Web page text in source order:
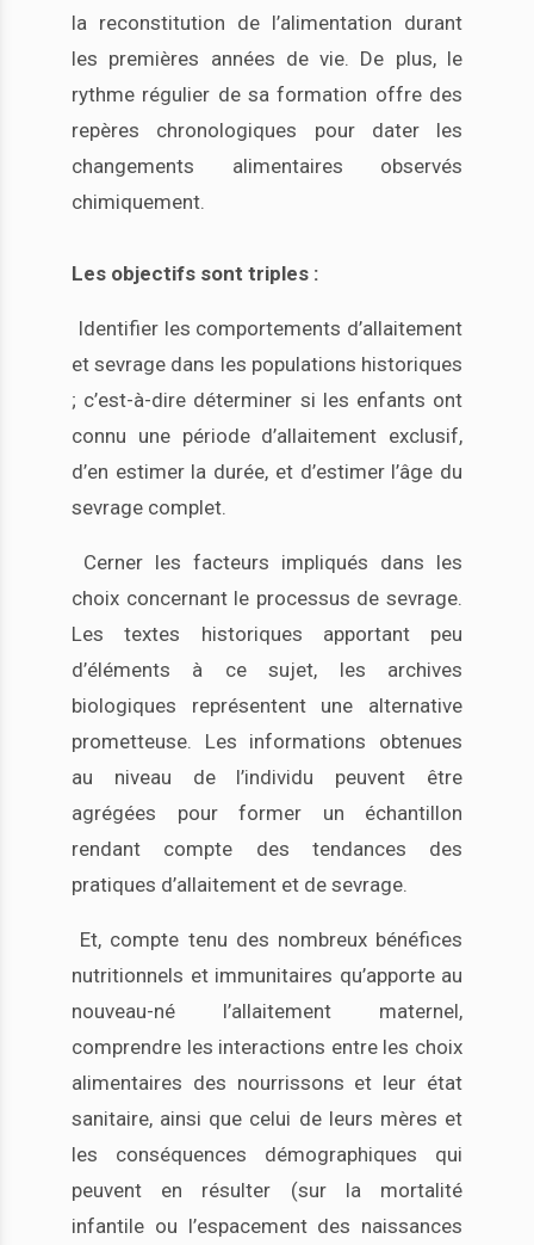
la reconstitution de l’alimentation durant
les premières années de vie. De plus, le
rythme régulier de sa formation offre des
repères chronologiques pour dater les
changements alimentaires observés
chimiquement.
Les objectifs sont triples :
Identifier les comportements d’allaitement
et sevrage dans les populations historiques
; c’est-à-dire déterminer si les enfants ont
connu une période d’allaitement exclusif,
d’en estimer la durée, et d’estimer l’âge du
sevrage complet.
Cerner les facteurs impliqués dans les
choix concernant le processus de sevrage.
Les textes historiques apportant peu
d’éléments à ce sujet, les archives
biologiques représentent une alternative
prometteuse. Les informations obtenues
au niveau de l’individu peuvent être
agrégées pour former un échantillon
rendant compte des tendances des
pratiques d’allaitement et de sevrage.
Et, compte tenu des nombreux bénéfices
nutritionnels et immunitaires qu’apporte au
nouveau-né l’allaitement maternel,
comprendre les interactions entre les choix
alimentaires des nourrissons et leur état
sanitaire, ainsi que celui de leurs mères et
les conséquences démographiques qui
peuvent en résulter (sur la mortalité
infantile ou l’espacement des naissances